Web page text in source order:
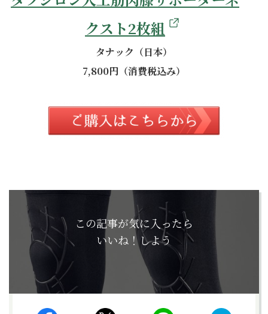
クスト2枚組
タナック（日本）
7,800円（消費税込み）
この記事が気に入ったら
いいね！しよう